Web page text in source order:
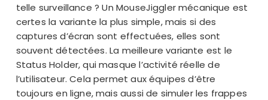
telle surveillance ? UnMouseJiggler mécanique est
certes la variante la plus simple, mais si des
captures d’écran sont effectuées, elles sont
souvent détectées. La meilleure variante est le
Status Holder, qui masque l’activité réelle de
l’utilisateur. Cela permet auxéquipes d’être
toujours en ligne, mais aussi de simuler les frappes